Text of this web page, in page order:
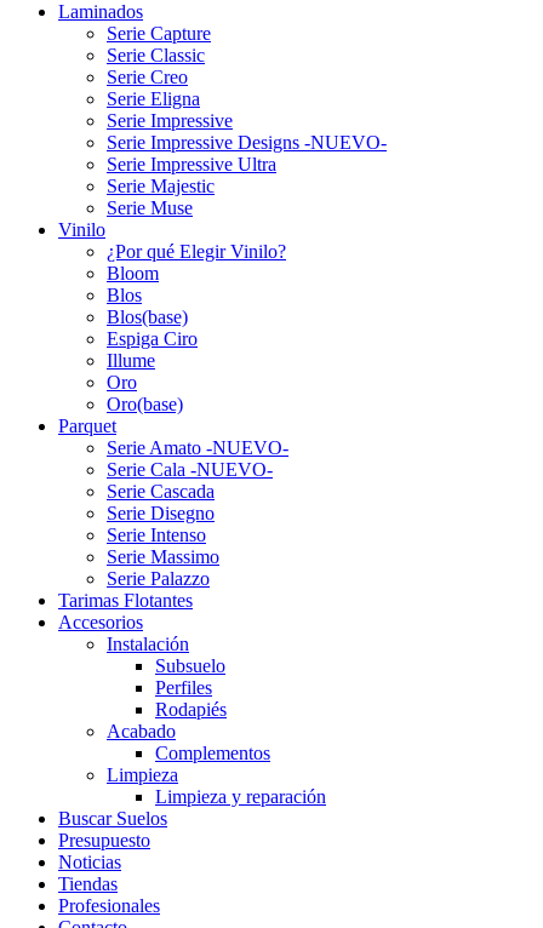
Laminados
Serie Capture
Serie Classic
Serie Creo
Serie Eligna
Serie Impressive
Serie Impressive Designs -NUEVO-
Serie Impressive Ultra
Serie Majestic
Serie Muse
Vinilo
¿Por qué Elegir Vinilo?
Bloom
Blos
Blos(base)
Espiga Ciro
Illume
Oro
Oro(base)
Parquet
Serie Amato -NUEVO-
Serie Cala -NUEVO-
Serie Cascada
Serie Disegno
Serie Intenso
Serie Massimo
Serie Palazzo
Tarimas Flotantes
Accesorios
Instalación
Subsuelo
Perfiles
Rodapiés
Acabado
Complementos
Limpieza
Limpieza y reparación
Buscar Suelos
Presupuesto
Noticias
Tiendas
Profesionales